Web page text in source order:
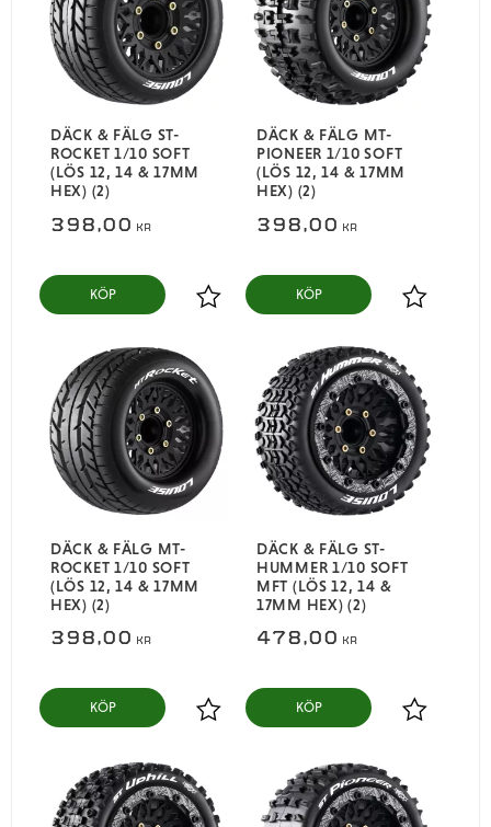
DÄCK & FÄLG ST-
ROCKET 1/10 SOFT
(LÖS 12, 14 & 17MM
HEX) (2)
398,00 KR
Lägg till i favoriter
KÖP
DÄCK & FÄLG MT-
PIONEER 1/10 SOFT
(LÖS 12, 14 & 17MM
HEX) (2)
398,00 KR
Lägg till i
KÖP
DÄCK & FÄLG MT-
ROCKET 1/10 SOFT
(LÖS 12, 14 & 17MM
HEX) (2)
398,00 KR
Lägg till i favoriter
KÖP
DÄCK & FÄLG ST-
HUMMER 1/10 SOFT
MFT (LÖS 12, 14 &
17MM HEX) (2)
478,00 KR
Lägg till i
KÖP